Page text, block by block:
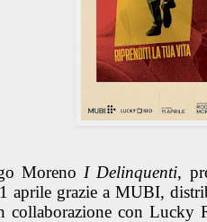
Moreno I Delinquenti,
aprile grazie a MUBI,
collaborazione con Lucky